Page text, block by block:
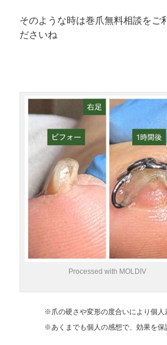
そのような時は巻爪無料相談をご
ださいね
Processed with MOLDIV
※爪の硬さや変形の度合いにより個人
※あくまでも個人の感想で、効果を保